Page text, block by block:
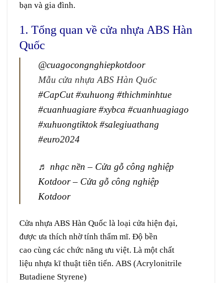
bạn và gia đình.
1. Tổng quan về cửa nhựa ABS Hàn
Quốc
@cuagocongnghiepkotdoor
Mẫu cửa nhựa ABS Hàn Quốc
#CapCut #xuhuong #thichminhtue
#cuanhuagiare #xybca #cuanhuagiago
#xuhuongtiktok #salegiuathang
#euro2024
♬ nhạc nền – Cửa gỗ công nghiệp
Kotdoor – Cửa gỗ công nghiệp
Kotdoor
Cửa nhựa ABS Hàn Quốc là loại cửa hiện đại,
được ưa thích nhờ tính thẩm mĩ. Độ bền
cao cùng các chức năng ưu việt. Là một chất
liệu nhựa kĩ thuật tiên tiến. ABS (Acrylonitrile
Butadiene Styrene)